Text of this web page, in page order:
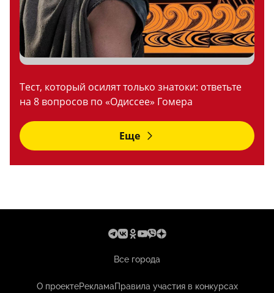
Тест, который осилят только знатоки: ответьте
на 8 вопросов по «Одиссее» Гомера
Еще
Все города
О проектеРекламаПравила участия в конкурсах